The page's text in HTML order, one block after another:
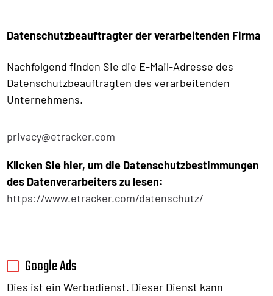
Datenschutzbeauftragter der verarbeitenden Firma
Nachfolgend finden Sie die E-Mail-Adresse des
Datenschutzbeauftragten des verarbeitenden
Unternehmens.
privacy@etracker.com
Klicken Sie hier, um die Datenschutzbestimmungen
des Datenverarbeiters zu lesen:
https://www.etracker.com/datenschutz/
Google Ads
Dies ist ein Werbedienst. Dieser Dienst kann